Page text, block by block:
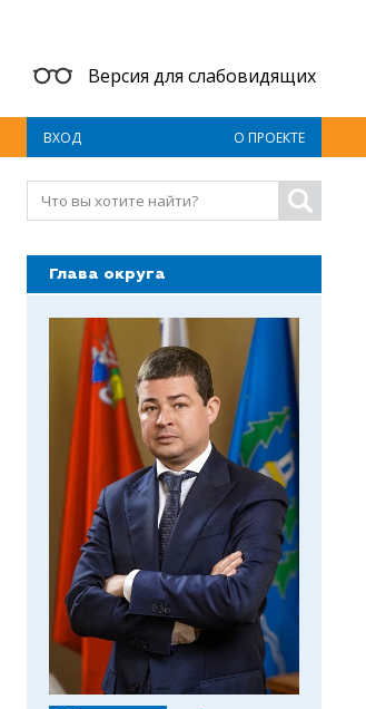
Версия для слабовидящих
ВХОД О ПРОЕКТЕ
Глава округа